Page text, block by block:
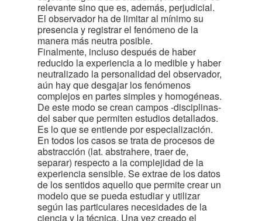
relevante sino que es, además, perjudicial.
El observador ha de limitar al mínimo su
presencia y registrar el fenómeno de la
manera más neutra posible.
Finalmente, incluso después de haber
reducido la experiencia a lo medible y haber
neutralizado la personalidad del observador,
aún hay que desgajar los fenómenos
complejos en partes simples y homogéneas.
De este modo se crean campos -disciplinas-
del saber que permiten estudios detallados.
Es lo que se entiende por especialización.
En todos los casos se trata de procesos de
abstracción (lat. abstrahere, traer de,
separar) respecto a la complejidad de la
experiencia sensible. Se extrae de los datos
de los sentidos aquello que permite crear un
modelo que se pueda estudiar y utilizar
según las particulares necesidades de la
ciencia y la técnica. Una vez creado el